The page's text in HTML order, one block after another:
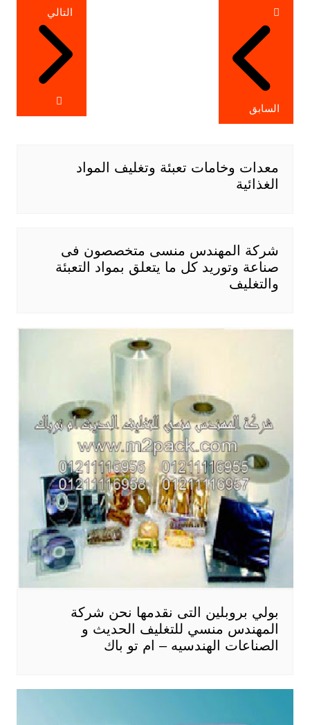
تصفّح
المقالات
السابق
التالي
معدات وخامات تعبئة وتغليف المواد
الغذائية
شركة المهندس منسى متخصصون فى
صناعة وتوريد كل ما يتعلق بمواد التعبئة
والتغليف
بولي بروبلين التى نقدمها نحن شركة
المهندس منسي للتغليف الحديث و
الصناعات الهندسيه – ام تو باك